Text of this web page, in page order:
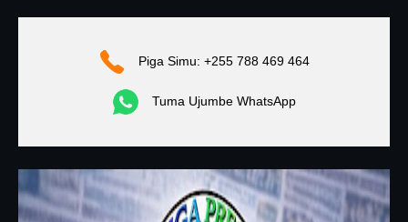
Piga Simu: +255 788 469 464
Tuma Ujumbe WhatsApp